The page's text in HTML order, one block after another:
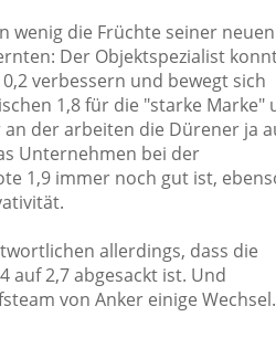
wenig die Früchte seiner neuen
Der Objektspezialist
verbessern und bewegt sich
1,8 für die "starke Marke"
der arbeiten die Dürener ja
Unternehmen bei der
1,9 immer noch gut ist,
allerdings, dass die
auf 2,7 abgesackt ist. Und
von Anker einige Wechsel.